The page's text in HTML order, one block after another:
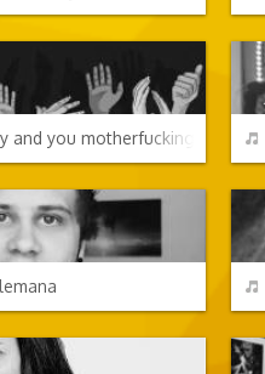
CANCIONES FRIKIS
and you motherfucking know it
CANCIONES FRIKIS
CANCIONES FRIKIS